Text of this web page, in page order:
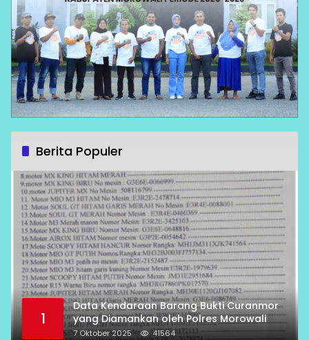
Berita Populer
1
Data Kendaraan Barang Bukti Curanmor
yang Diamankan oleh Polres Morowali
7 Oktober 2025 41564